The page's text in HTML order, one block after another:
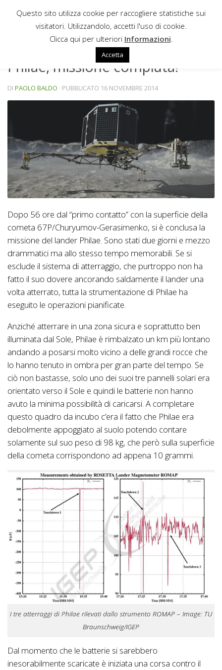
Sotto il contenuto
Philae, missione compiuta!
DI PAOLO BALDO · PUBBLICATO 16 NOVEMBRE 2014
Dopo 56 ore dal “primo contatto” con la superficie della
cometa 67P/Churyumov-Gerasimenko, si è conclusa la
missione del lander Philae. Sono stati due giorni e mezzo
drammatici ma allo stesso tempo memorabili. Se si
esclude il sistema di atterraggio, che purtroppo non ha
fatto il suo dovere ancorando saldamente il lander una
volta atterrato, tutta la strumentazione di Philae ha
eseguito le operazioni pianificate.
Anziché atterrare in una zona sicura e soprattutto ben
illuminata dal Sole, Philae è rimbalzato un km più lontano
andando a posarsi molto vicino a delle grandi rocce che
lo hanno tenuto in ombra per gran parte del tempo. Se
ciò non bastasse, solo uno dei suoi tre pannelli solari era
orientato verso il Sole e quindi le batterie non hanno
avuto la minima possibilità di caricarsi. A completare
questo quadro da incubo c’era il fatto che Philae era
debolmente appoggiato al suolo potendo contare
solamente sul suo peso di 98 kg, che però sulla superficie
della cometa corrispondono ad appena 10 grammi.
I tre atterraggi di Philae rilevati dallo strumento ROMAP – Image: TU
Braunschweig/IGEP
Dal momento che le batterie si sarebbero
inesorabilmente scaricate è iniziata una corsa contro il
Questo sito utilizza cookie per raccogliere statistiche sui
visitatori. Utilizzandolo, accetti l'uso di cookie.
Clicca qui per ulteriori Informazioni
Accetta